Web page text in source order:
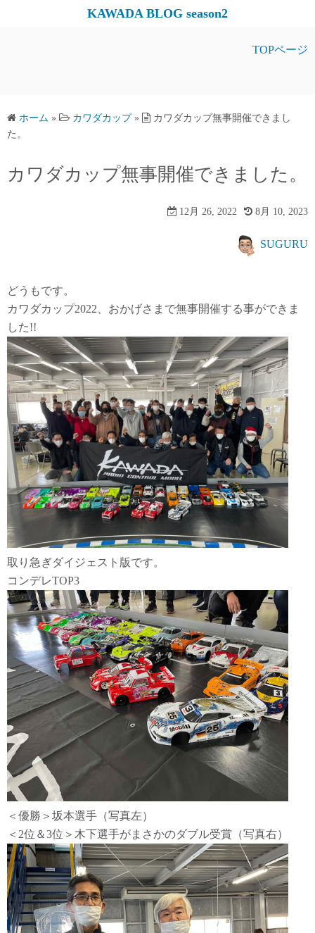
ス
キ
プ
KAWADA BLOG season2
TOPページ
ホーム » カワダカップ»
カワダカップ無事開催できまし
た。
カワダカップ無事開催できました。
12月 26, 2022 8月 10, 2023
SUGURU
どうもです。
カワダカップ2022、おかげさまで無事開催する事ができま
した!!
取り急ぎダイジェスト版です。
コンデレTOP3
＜優勝＞坂本選手（写真左）
＜2位＆3位＞木下選手がまさかのダブル受賞（写真右）